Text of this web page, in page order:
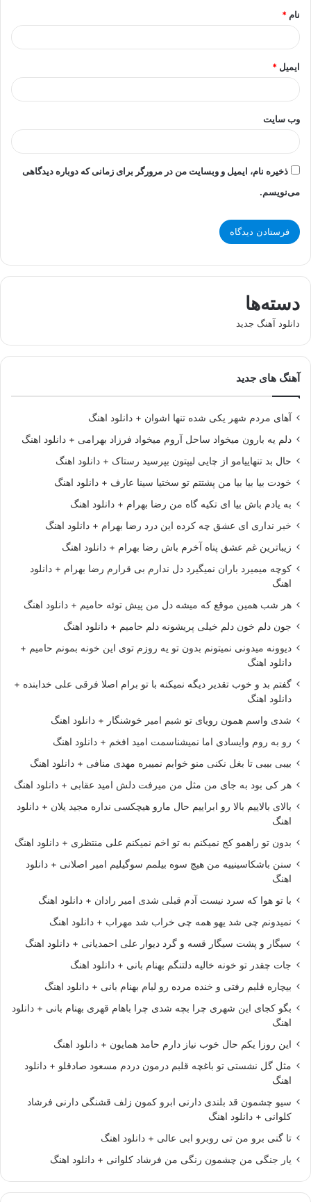
نام *
ایمیل *
وب‌ سایت
ذخیره نام، ایمیل و وبسایت من در مرورگر برای زمانی که دوباره دیدگاهی
می‌نویسم.
دسته‌ها
دانلود آهنگ جدید
آهنگ های جدید
آهای مردم شهر یکی شده تنها اشوان + دانلود اهنگ
دلم یه بارون میخواد ساحل آروم میخواد فرزاد بهرامی + دانلود اهنگ
حال بد تنهاییامو از چایی لیپتون بپرسید رستاک + دانلود اهنگ
خودت بیا بیا بیا من پشتتم تو سختیا سینا عارف + دانلود اهنگ
به یادم باش بیا ای تکیه گاه من رضا بهرام + دانلود اهنگ
خبر نداری ای عشق چه کرده این درد رضا بهرام + دانلود اهنگ
زیباترین غم عشق پناه آخرم باش رضا بهرام + دانلود اهنگ
کوچه میمیرد باران نمیگیرد دل ندارم بی قرارم رضا بهرام + دانلود
اهنگ
هر شب همین موقع که میشه دل من پیش توئه حامیم + دانلود اهنگ
جون دلم خون دلم خیلی پریشونه دلم حامیم + دانلود اهنگ
دیوونه میدونی نمیتونم بدون تو یه روزم توی این خونه بمونم حامیم +
دانلود اهنگ
گفتم بد و خوب تقدیر دیگه نمیکنه با تو برام اصلا فرقی علی خدابنده +
دانلود اهنگ
شدی واسم همون رویای تو شبم امیر خوشنگار + دانلود اهنگ
رو به روم وایسادی اما نمیشناسمت امید افخم + دانلود اهنگ
بیبی بیبی تا بغل نکنی منو خوابم نمیبره مهدی منافی + دانلود اهنگ
هر کی بود به جای من مثل من میرفت دلش امید عقابی + دانلود اهنگ
بالای بالاییم بالا رو ابراییم حال مارو هیچکسی نداره مجید یلان + دانلود
اهنگ
بدون تو راهمو کج نمیکنم به تو اخم نمیکنم علی منتظری + دانلود اهنگ
سنن باشکاسینییه من هیچ سوه بیلمم سوگیلیم امیر اصلانی + دانلود
اهنگ
با تو هوا که سرد نیست آدم قبلی شدی امیر رادان + دانلود اهنگ
نمیدونم چی شد یهو همه چی خراب شد مهراب + دانلود اهنگ
سیگار و پشت سیگار قسه و گرد دیوار علی احمدیانی + دانلود اهنگ
جات چقدر تو خونه خالیه دلتنگم بهنام بانی + دانلود اهنگ
بیچاره قلبم رفتی و خنده مرده رو لبام بهنام بانی + دانلود اهنگ
بگو کجای این شهری چرا بچه شدی چرا باهام قهری بهنام بانی + دانلود
اهنگ
این روزا یکم حال خوب نیاز دارم حامد همایون + دانلود اهنگ
مثل گل نشستی تو باغچه قلبم درمون دردم مسعود صادقلو + دانلود
اهنگ
سیو چشمون قد بلندی دارنی ابرو کمون زلف قشنگی دارنی فرشاد
کلوانی + دانلود اهنگ
تا گنی برو من تی روبرو ابی عالی + دانلود اهنگ
یار جنگی من چشمون رنگی من فرشاد کلوانی + دانلود اهنگ